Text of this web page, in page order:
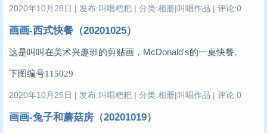
2020年10月28日 | 发布:叫唱粑粑 | 分类:相册|叫唱作品 | 评论:0
画画-西式快餐（20201025）
这是叫叫在美术兴趣班的剪贴画，McDonald's的一桌快餐。
下图编号115029
2020年10月25日 | 发布:叫唱粑粑 | 分类:相册|叫唱作品 | 评论:0
画画-兔子和蘑菇房（20201019）